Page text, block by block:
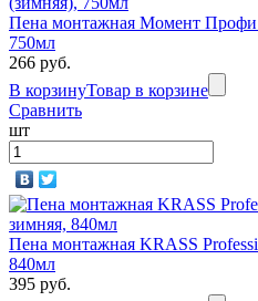
Пена монтажная Момент Профи
750мл
266 руб.
В корзинуТовар в корзине
Сравнить
шт
Пена монтажная KRASS
840мл
395 руб.